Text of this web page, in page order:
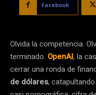
Facebook
Olvida la competencia.
terminado. OpenAI, la
cerrar una ronda de
de dólares,